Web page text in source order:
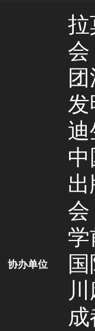
协办单位
拉
会
发
会
学